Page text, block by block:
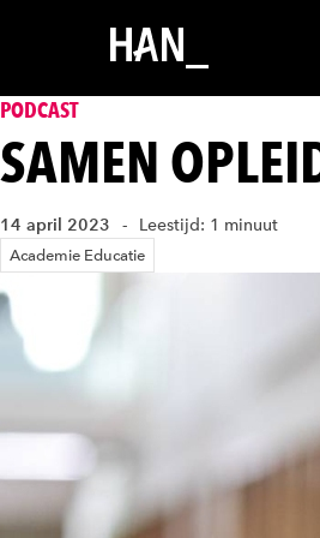
PODCAST
SAMEN
14 april 2023 Leestijd: 1 minuut
Academie Educatie